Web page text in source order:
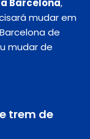
Barcelona,
mudar em
de
mudar de
trem de